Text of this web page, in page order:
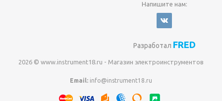
Напишите нам:
Разработал FRED
2026 © www.instrument18.ru - Магазин электроинструментов
Email: info@instrument18.ru